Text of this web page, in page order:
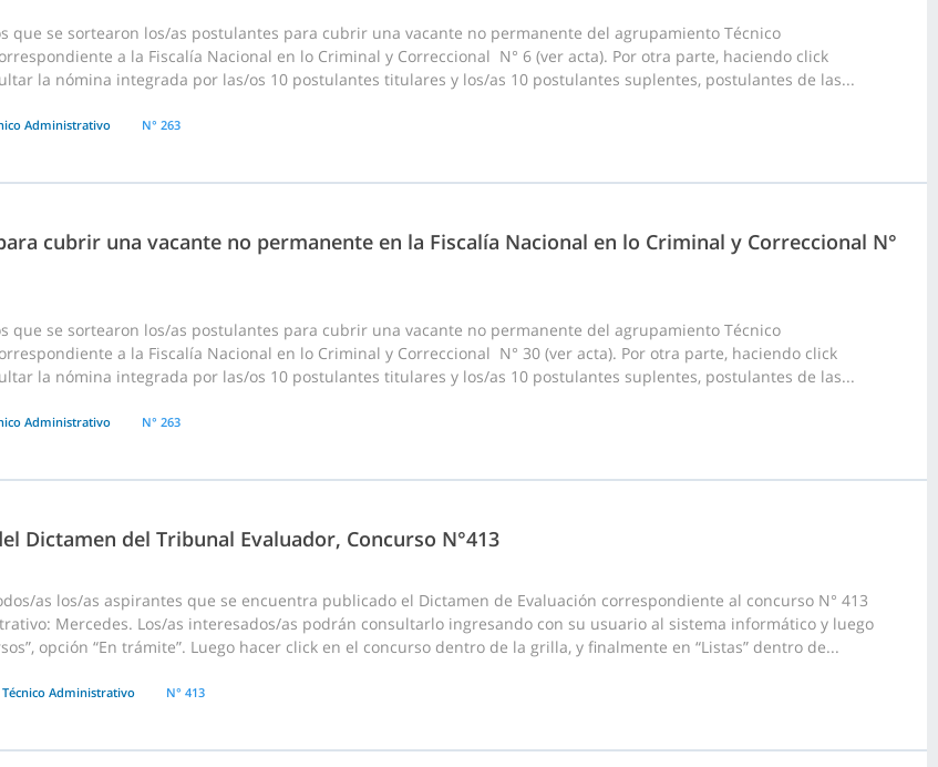
que se sortearon los/as postulantes para cubrir una vacante no permanente del agrupamiento Técnico
a la Fiscalía Nacional en lo Criminal y Correccional N° 6 (ver acta). Por otra parte, haciendo click
la nómina integrada por las/os 10 postulantes titulares y los/as 10 postulantes suplentes, postulantes de las...
Administrativo N° 263
cubrir una vacante no permanente en la Fiscalía Nacional en lo Criminal y Correccional N°
que se sortearon los/as postulantes para cubrir una vacante no permanente del agrupamiento Técnico
a la Fiscalía Nacional en lo Criminal y Correccional N° 30 (ver acta). Por otra parte, haciendo click
la nómina integrada por las/os 10 postulantes titulares y los/as 10 postulantes suplentes, postulantes de las...
Administrativo N° 263
Dictamen del Tribunal Evaluador, Concurso N°413
as los/as aspirantes que se encuentra publicado el Dictamen de Evaluación correspondiente al concurso N° 413
Mercedes. Los/as interesados/as podrán consultarlo ingresando con su usuario al sistema informático y luego
opción “En trámite”. Luego hacer click en el concurso dentro de la grilla, y finalmente en “Listas” dentro de...
Técnico Administrativo N° 413